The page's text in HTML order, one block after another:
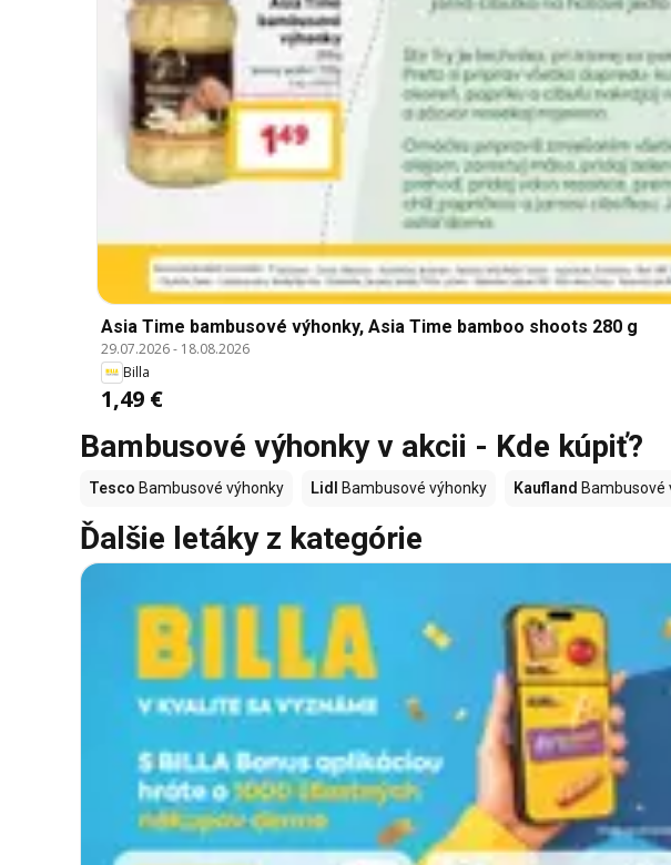
Asia Time bambusové výhonky, Asia Time bamboo shoots 280 g
29.07.2026- 18.08.2026
Billa
1,49 €
Bambusové výhonky v akcii - Kde kúpiť?
Tesco Bambusové výhonky Lidl Bambusové výhonky Kaufland Bambusové
Ďalšie letáky z kategórie